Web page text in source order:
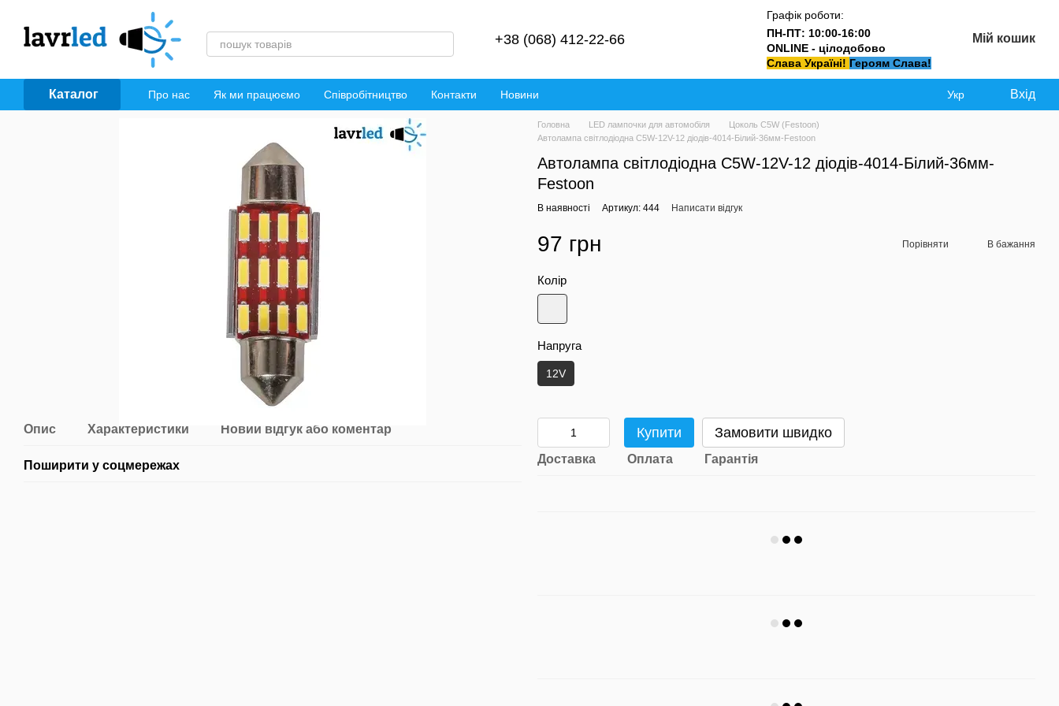
Перейти до основного контенту
+38 (068) 412-22-66
Графік роботи:
ПН-ПТ: 10:00-16:00
ONLINE - цілодобово
Слава Україні! Героям Слава!
Мій кошик
Каталог Про нас Як ми працюємо Співробітництво Контакти Новини Укр Вхід
Опис Характеристики Новий відгук або коментар
Поширити у соцмережах
Головна LED лампочки для автомобіля
Цоколь C5W (Festoon)
Автолампа світлодіодна C5W-12V-12 діодів-4014-Білий-36мм-Festoon
Автолампа світлодіодна C5W-12V-12 діодів-4014-Білий-36мм-
Festoon
В наявності Артикул: 444 Написати відгук
97 грн Порівняти В бажання
Колір
Напруга
12V
Купити Замовити швидко
Доставка Оплата Гарантія